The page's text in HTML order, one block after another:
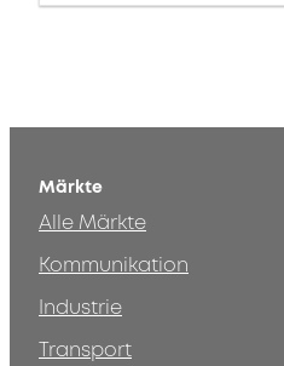
Märkte
Alle Märkte
Kommunikation
Industrie
Transport